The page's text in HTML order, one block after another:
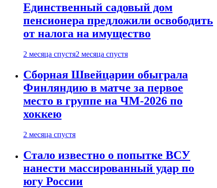
Единственный садовый дом
пенсионера предложили освободить
от налога на имущество
2 месяца спустя2 месяца спустя
Сборная Швейцарии обыграла
Финляндию в матче за первое
место в группе на ЧМ-2026 по
хоккею
2 месяца спустя
Стало известно о попытке ВСУ
нанести массированный удар по
югу России